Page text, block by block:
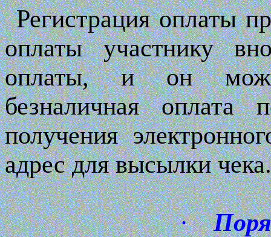
Регистрация оплаты
оплаты участнику
оплаты, и он
безналичная оплата
получения
адрес для высылки чека.
·